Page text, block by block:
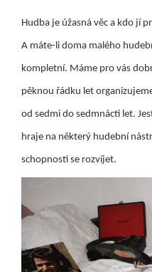
Hudba je úžasná věc a kdo jí
A máte-li doma malého
kompletní. Máme pro vás
pěknou řádku let
od sedmi do sedmnácti let.
hraje na některý hudební
schopnosti se rozvíjet.